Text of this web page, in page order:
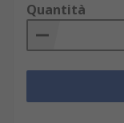
Quantità